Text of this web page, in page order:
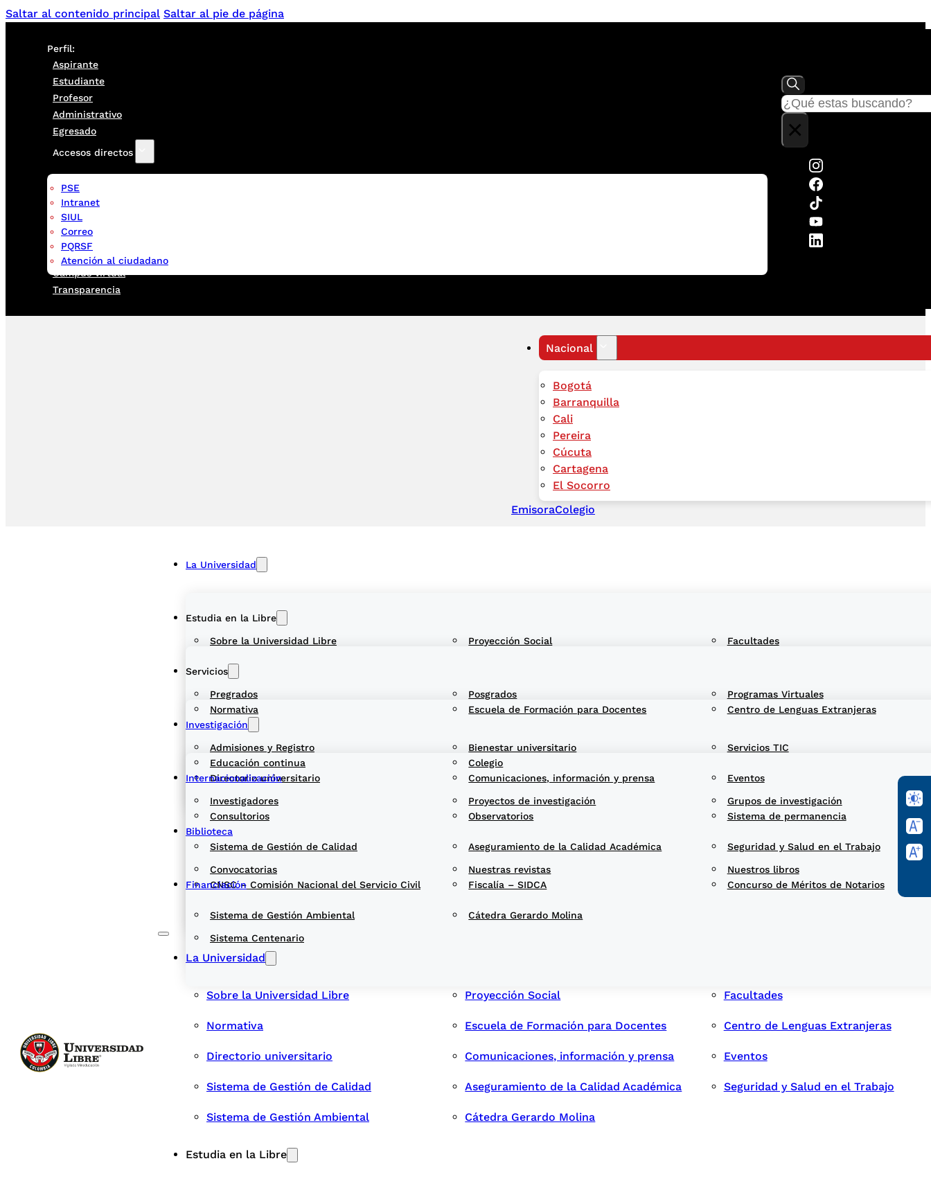
Saltar al contenido principal Saltar al pie de página
Perfil:
Aspirante
Estudiante
Profesor
Administrativo
Egresado
Accesos directos
PSE
Intranet
SIUL
Correo
PQRSF
Atención al ciudadano
Campus virtual
Transparencia
Buscar
×
Nacional
Bogotá
Barranquilla
Cali
Pereira
Cúcuta
Cartagena
El Socorro
EmisoraColegio
La Universidad
Sobre la Universidad Libre Proyección Social Facultades
Normativa Escuela de Formación para Docentes Centro de Lenguas Extranjeras
Directorio universitario Comunicaciones, información y prensa Eventos
Sistema de Gestión de Calidad Aseguramiento de la Calidad Académica Seguridad y Salud en el Trabajo
Sistema de Gestión Ambiental Cátedra Gerardo Molina
Estudia en la Libre
Pregrados Posgrados Programas Virtuales
Educación continua Colegio
Servicios
Admisiones y Registro Bienestar universitario Servicios TIC
Consultorios Observatorios Sistema de permanencia
CNSC – Comisión Nacional del Servicio Civil Fiscalía – SIDCA Concurso de Méritos de Notarios
Investigación
Investigadores Proyectos de investigación Grupos de investigación
Convocatorias Nuestras revistas Nuestros libros
Sistema Centenario
Internacionalización
Biblioteca
Financiación
La Universidad
Sobre la Universidad Libre Proyección Social Facultades
Normativa Escuela de Formación para Docentes Centro de Lenguas Extranjeras
Directorio universitario Comunicaciones, información y prensa Eventos
Sistema de Gestión de Calidad Aseguramiento de la Calidad Académica Seguridad y Salud en el Trabajo
Sistema de Gestión Ambiental Cátedra Gerardo Molina
Estudia en la Libre